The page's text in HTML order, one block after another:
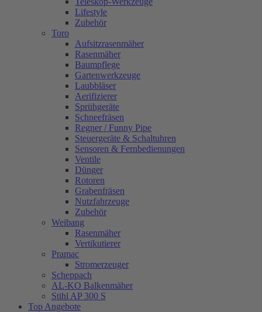
Lifestyle
Zubehör
Toro
Aufsitzrasenmäher
Rasenmäher
Baumpflege
Gartenwerkzeuge
Laubbläser
Aerifizierer
Sprühgeräte
Schneefräsen
Regner / Funny Pipe
Steuergeräte & Schaltuhren
Sensoren & Fernbedienungen
Ventile
Dünger
Rotoren
Grabenfräsen
Nutzfahrzeuge
Zubehör
Weibang
Rasenmäher
Vertikutierer
Pramac
Stromerzeuger
Scheppach
AL-KO Balkenmäher
Stihl AP 300 S
Top Angebote